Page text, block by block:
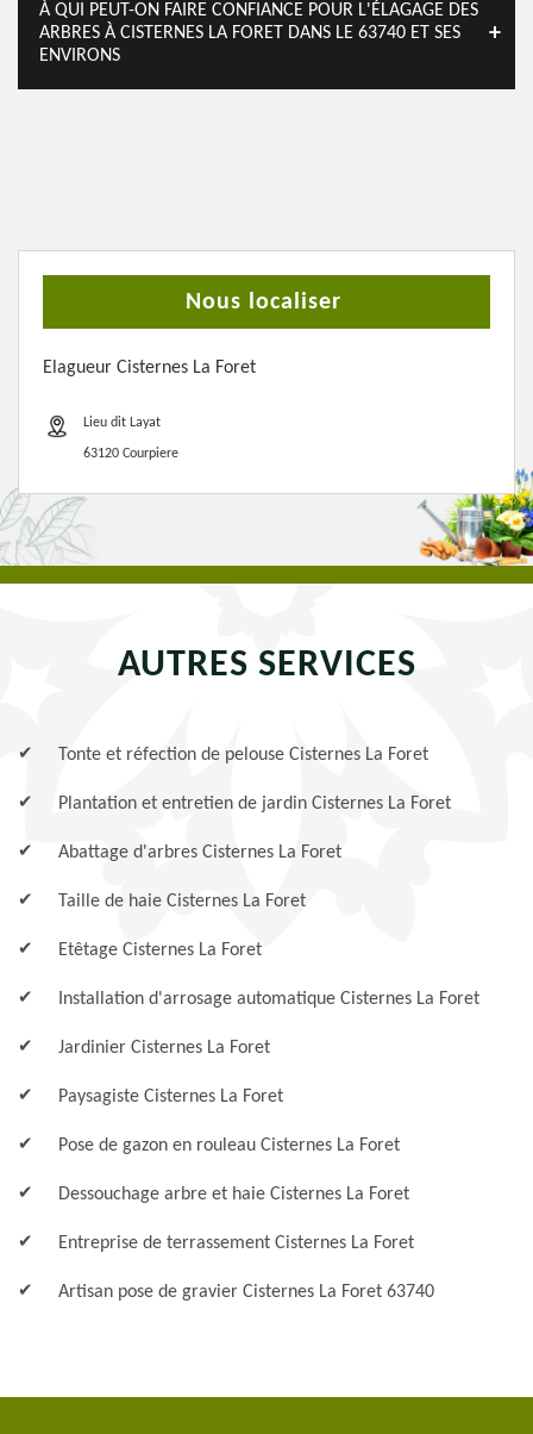
À QUI PEUT-ON FAIRE CONFIANCE POUR L'ÉLAGAGE DES
ARBRES À CISTERNES LA FORET DANS LE 63740 ET SES
ENVIRONS
Nous localiser
Elagueur Cisternes La Foret
Lieu dit Layat
63120 Courpiere
AUTRES SERVICES
Tonte et réfection de pelouse Cisternes La Foret
Plantation et entretien de jardin Cisternes La Foret
Abattage d'arbres Cisternes La Foret
Taille de haie Cisternes La Foret
Etêtage Cisternes La Foret
Installation d'arrosage automatique Cisternes La Foret
Jardinier Cisternes La Foret
Paysagiste Cisternes La Foret
Pose de gazon en rouleau Cisternes La Foret
Dessouchage arbre et haie Cisternes La Foret
Entreprise de terrassement Cisternes La Foret
Artisan pose de gravier Cisternes La Foret 63740